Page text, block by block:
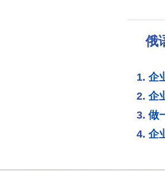
俄
企
企
做
企